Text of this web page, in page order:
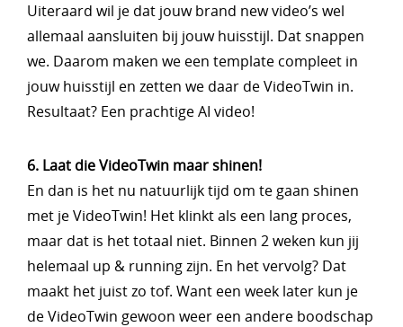
Uiteraard wil je dat jouw brand new video’s wel
allemaal aansluiten bij jouw huisstijl. Dat snappen
we. Daarom maken we een template compleet in
jouw huisstijl en zetten we daar de VideoTwin in.
Resultaat? Een prachtige AI video!
6. Laat die VideoTwin maar shinen!
En dan is het nu natuurlijk tijd om te gaan shinen
met je VideoTwin! Het klinkt als een lang proces,
maar dat is het totaal niet. Binnen 2 weken kun jij
helemaal up & running zijn. En het vervolg? Dat
maakt het juist zo tof. Want een week later kun je
de VideoTwin gewoon weer een andere boodschap